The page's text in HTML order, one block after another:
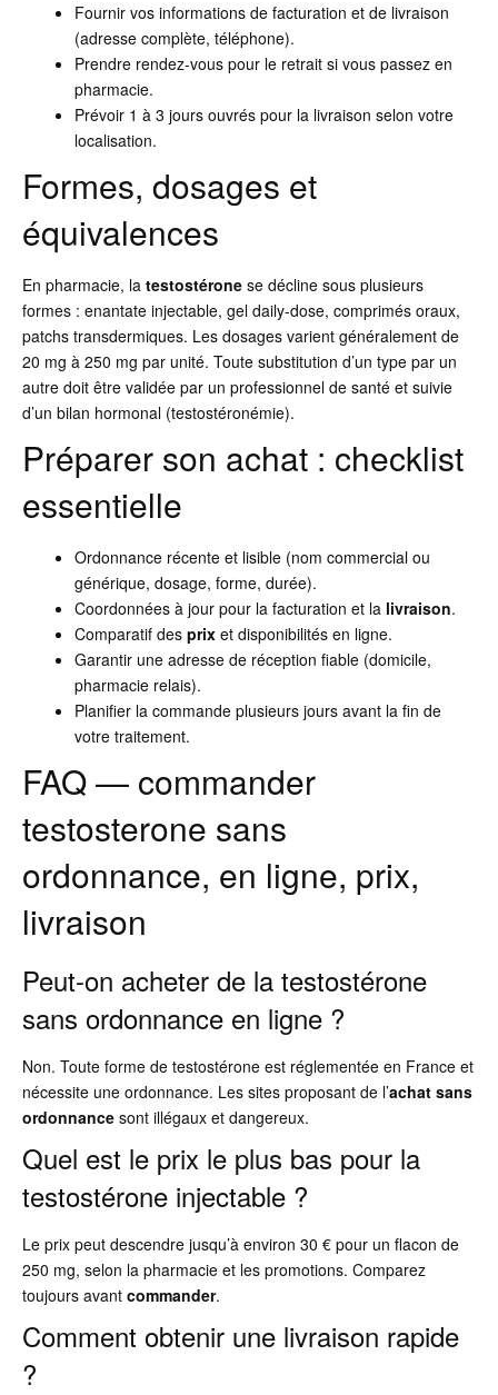
Fournir vos informations de facturation et de livraison
(adresse complète, téléphone).
Prendre rendez-vous pour le retrait si vous passez en
pharmacie.
Prévoir 1 à 3 jours ouvrés pour la livraison selon votre
localisation.
Formes, dosages et
équivalences
En pharmacie, la testostérone se décline sous plusieurs
formes : enantate injectable, gel daily-dose, comprimés oraux,
patchs transdermiques. Les dosages varient généralement de
20 mg à 250 mg par unité. Toute substitution d’un type par un
autre doit être validée par un professionnel de santé et suivie
d’un bilan hormonal (testostéronémie).
Préparer son achat : checklist
essentielle
Ordonnance récente et lisible (nom commercial ou
générique, dosage, forme, durée).
Coordonnées à jour pour la facturation et la livraison.
Comparatif des prixet disponibilités en ligne.
Garantir une adresse de réception fiable (domicile,
pharmacie relais).
Planifier la commande plusieurs jours avant la fin de
votre traitement.
FAQ — commander
testosterone sans
ordonnance, en ligne, prix,
livraison
Peut-on acheter de la testostérone
sans ordonnance en ligne ?
Non. Toute forme de testostérone est réglementée en France et
nécessite une ordonnance. Les sites proposant de l’achat sans
ordonnance sont illégaux et dangereux.
Quel est le prix le plus bas pour la
testostérone injectable ?
Le prix peut descendre jusqu’à environ 30 € pour un flacon de
250 mg, selon la pharmacie et les promotions. Comparez
toujours avant commander.
Comment obtenir une livraison rapide
?